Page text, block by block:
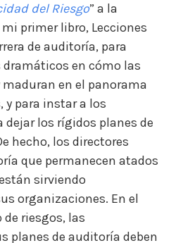
del Riesgo” a la
primer libro, Lecciones
de auditoría, para
en cómo las
en el panorama
y para instar a los
los rígidos planes de
hecho, los directores
que permanecen atados
sirviendo
organizaciones. En el
riesgos, las
planes de auditoría deben